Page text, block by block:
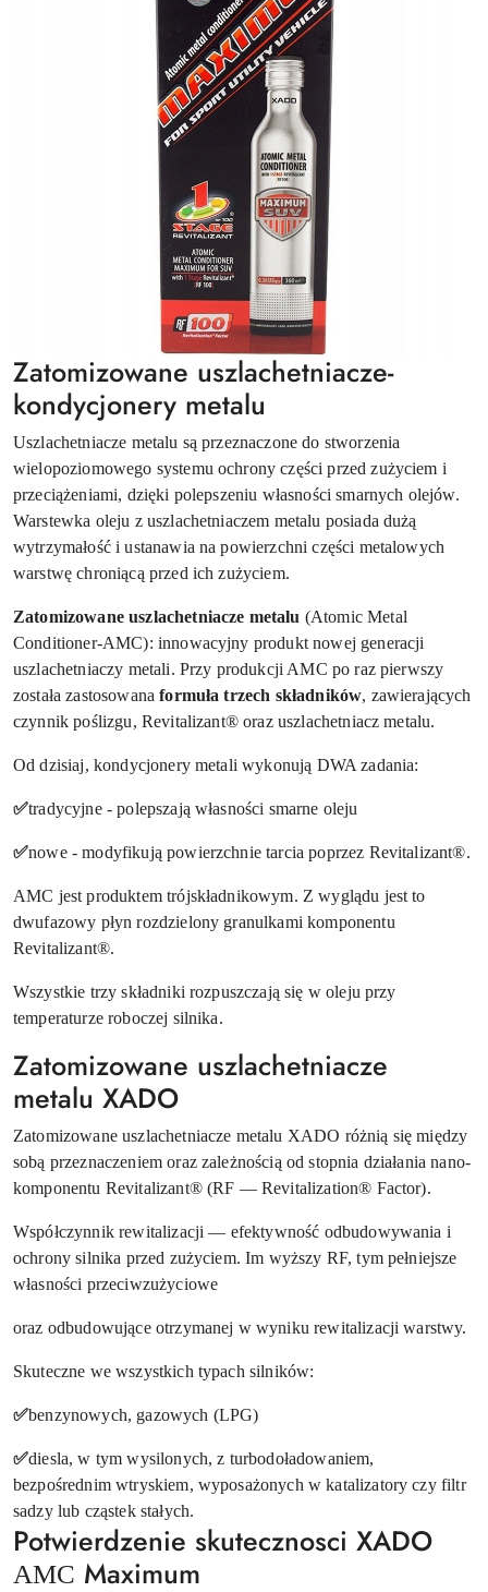
Zatomizowane uszlachetniacze-
kondycjonery metalu
Uszlachetniacze metalu są przeznaczone do stworzenia
wielopoziomowego systemu ochrony części przed zużyciem i
przeciążeniami, dzięki polepszeniu własności smarnych olejów.
Warstewka oleju z uszlachetniaczem metalu posiada dużą
wytrzymałość i ustanawia na powierzchni części metalowych
warstwę chroniącą przed ich zużyciem.
Zatomizowane uszlachetniacze metalu (Atomic Metal
Conditioner-AMC): innowacyjny produkt nowej generacji
uszlachetniaczy metali. Przy produkcji AMC po raz pierwszy
została zastosowanaformuła trzech składników, zawierających
czynnik poślizgu, Revitalizant® oraz uszlachetniacz metalu.
Od dzisiaj, kondycjonery metali wykonują DWA zadania:
✅tradycyjne - polepszają własności smarne oleju
✅nowe - modyfikują powierzchnie tarcia poprzez Revitalizant®.
AMC jest produktem trójskładnikowym. Z wyglądu jest to
dwufazowy płyn rozdzielony granulkami komponentu
Revitalizant®.
Wszystkie trzy składniki rozpuszczają się w oleju przy
temperaturze roboczej silnika.
Zatomizowane uszlachetniacze
metalu XADO
Zatomizowane uszlachetniacze metalu XADO różnią się między
sobą przeznaczeniem oraz zależnością od stopnia działania nano-
komponentu Revitalizant® (RF — Revitalization® Factor).
Współczynnik rewitalizacji — efektywność odbudowywania i
ochrony silnika przed zużyciem. Im wyższy RF, tym pełniejsze
własności przeciwzużyciowe
oraz odbudowujące otrzymanej w wyniku rewitalizacji warstwy.
Skuteczne we wszystkich typach silników:
✅benzynowych, gazowych (LPG)
✅diesla, w tym wysilonych, z turbodoładowaniem,
bezpośrednim wtryskiem, wyposażonych w katalizatory czy filtr
sadzy lub cząstek stałych.
Potwierdzenie skutecznosci XADO
АМС Maximum